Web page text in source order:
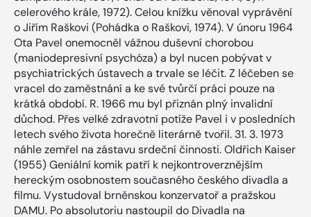
celerového krále, 1972). Celou knížku věnoval vyprávění
o Jiřím Raškovi (Pohádka o Raškovi, 1974). V únoru 1964
Ota Pavel onemocněl vážnou duševní chorobou
(maniodepresivní psychóza) a byl nucen pobývat v
psychiatrických ústavech a trvale se léčit. Z léčeben se
vracel do zaměstnání a ke své tvůrčí práci pouze na
krátká období. R. 1966 mu byl přiznán plný invalidní
důchod. Přes velké zdravotní potíže Pavel i v posledních
letech svého života horečně literárně tvořil. 31. 3. 1973
náhle zemřel na zástavu srdeční činnosti. Oldřich Kaiser
(1955) Geniální komik patří k nejkontroverznějším
hereckým osobnostem současného českého divadla a
filmu. Vystudoval brněnskou konzervatoř a pražskou
DAMU. Po absolutoriu nastoupil do Divadla na